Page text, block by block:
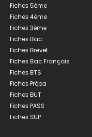
Fiches 5ème
Fiches 4ème
Fiches 3ème
Fiches Bac
Fiches Brevet
Fiches Bac Français
Fiches BTS
Fiches Prépa
Fiches BUT
Fiches PASS
Fiches SUP